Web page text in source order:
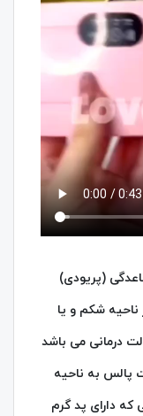
(پریودی)
شکم و یا
درمانی می باشد
پالس به ناحیه
دارای پد گرم